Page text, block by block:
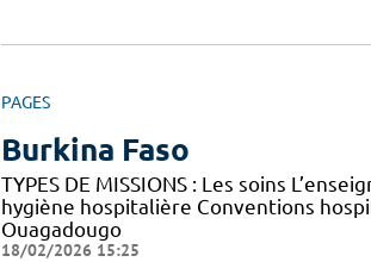
PAGES
Burkina Faso
TYPES DE MISSIONS : Les soins
hygiène hospitalière Conventions
Ouagadougo
18/02/2026 15:25